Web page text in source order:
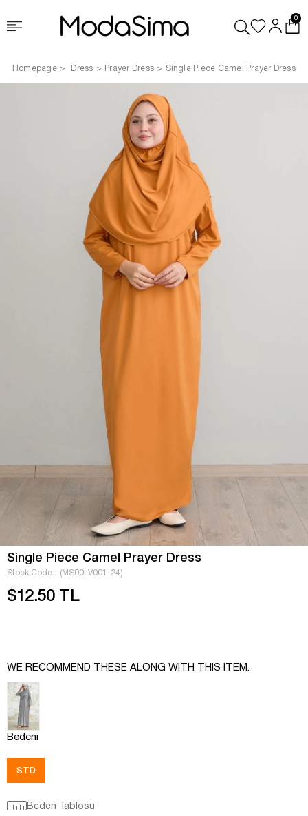
0
Homepage Dress Prayer Dress Single Piece Camel Prayer Dress
Single Piece Camel Prayer Dress
Stock Code (MS00LV001-24)
$12.50 TL
WE RECOMMEND THESE ALONG WITH THIS ITEM.
Bedeni
STD
Beden Tablosu